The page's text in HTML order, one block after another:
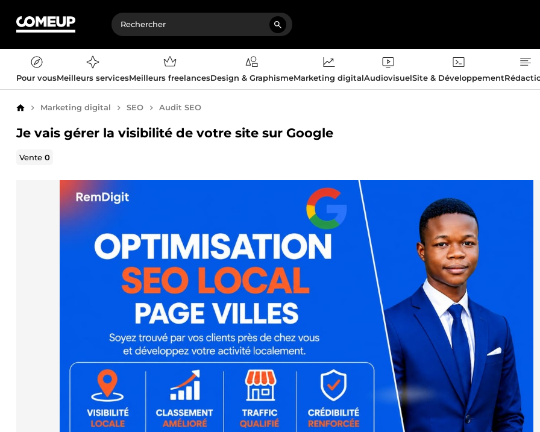
Pour vousMeilleurs servicesMeilleurs freelancesDesign & GraphismeMarketing digitalAudiovisuelSite & Développement
AccueilMarketing digital SEO Audit SEO
Je vais gérer la visibilité de votre site sur Google
Vente0